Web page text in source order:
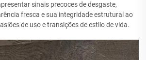
sinais precoces de desgaste,
fresca e sua integridade estrutural ao
de uso e transições de estilo de vida.